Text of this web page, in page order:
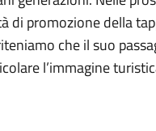
di promozione della
che il suo
l’immagine